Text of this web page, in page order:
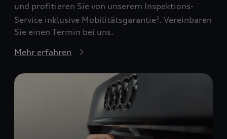
und profitieren Sie von unserem Inspektions-
Service inklusive Mobilitätsgarantie3 . Vereinbaren
Sie einen Termin bei uns.
Mehr erfahren